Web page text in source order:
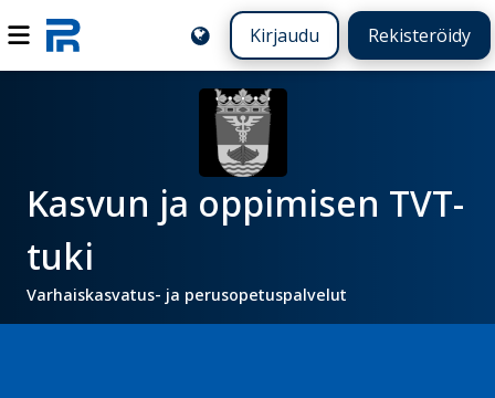
Kirjaudu Rekisteröidy
Kasvun ja oppimisen TVT-
tuki
Varhaiskasvatus- ja perusopetuspalvelut